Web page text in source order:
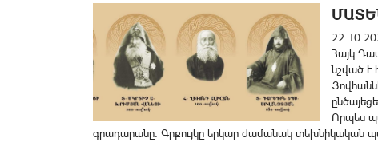
22 10
Հայկ
նշված է
Որպես
գրադարանը։ Գրքույկը երկար ժամանակ տեխնիկական